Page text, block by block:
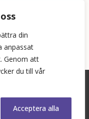
din
anpassat
Genom att
du till vår
Acceptera alla
minskar